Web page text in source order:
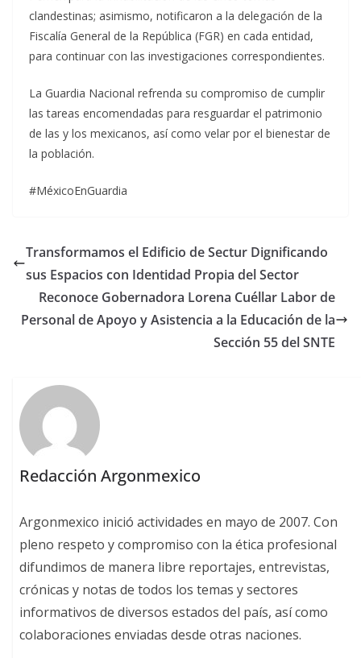
clandestinas; asimismo, notificaron a la delegación de la
Fiscalía General de la República (FGR) en cada entidad,
para continuar con las investigaciones correspondientes.
La Guardia Nacional refrenda su compromiso de cumplir
las tareas encomendadas para resguardar el patrimonio
de las y los mexicanos, así como velar por el bienestar de
la población.
#MéxicoEnGuardia
Transformamos el Edificio de Sectur Dignificando
sus Espacios con Identidad Propia del Sector
Reconoce Gobernadora Lorena Cuéllar Labor de
Personal de Apoyo y Asistencia a la Educación de la
Sección 55 del SNTE
Redacción Argonmexico
Argonmexico inició actividades en mayo de 2007. Con
pleno respeto y compromiso con la ética profesional
difundimos de manera libre reportajes, entrevistas,
crónicas y notas de todos los temas y sectores
informativos de diversos estados del país, así como
colaboraciones enviadas desde otras naciones.